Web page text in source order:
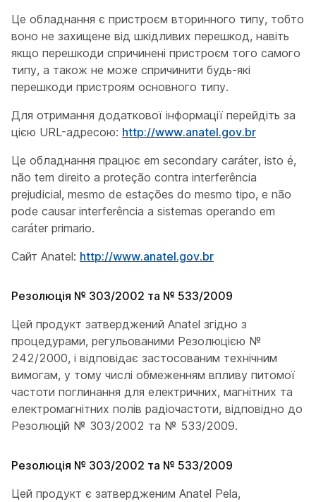
Це обладнання є пристроєм вторинного типу, тобто
воно не захищене від шкідливих перешкод, навіть
якщо перешкоди спричинені пристроєм того самого
типу, а також не може спричинити будь-які
перешкоди пристроям основного типу.
Для отримання додаткової інформації перейдіть за
цією URL-адресою: http://www.anatel.gov.br
Це обладнання працює em secondary caráter, isto é,
não tem direito a proteção contra interferência
prejudicial, mesmo de estações do mesmo tipo, e não
pode causar interferência a sistemas operando em
caráter primario.
Сайт Anatel: http://www.anatel.gov.br
Резолюція № 303/2002 та № 533/2009
Цей продукт затверджений Anatel згідно з
процедурами, регульованими Резолюцією №
242/2000, і відповідає застосованим технічним
вимогам, у тому числі обмеженням впливу питомої
частоти поглинання для електричних, магнітних та
електромагнітних полів радіочастоти, відповідно до
Резолюцій № 303/2002 та № 533/2009.
Резолюція № 303/2002 та № 533/2009
Цей продукт є затвердженим Anatel Pela,